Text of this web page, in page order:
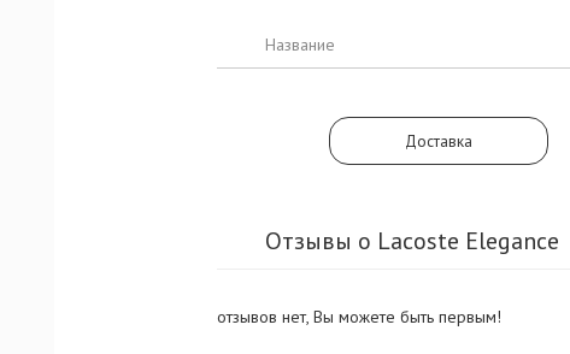
Название
Доставка
Отзывы о Lacoste Elegance
отзывов нет, Вы можете быть первым!